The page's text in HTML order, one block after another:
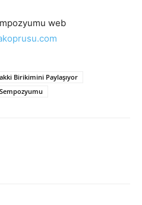
web
Birikimini Paylaşıyor